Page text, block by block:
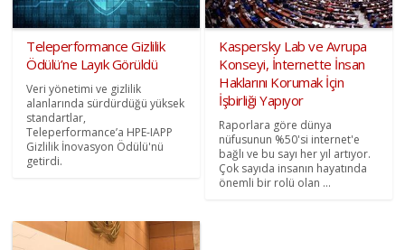
Teleperformance Gizlilik
Ödülü’ne Layık Görüldü
Veri yönetimi ve gizlilik
alanlarında sürdürdüğü yüksek
standartlar,
Teleperformance’a HPE-IAPP
Gizlilik İnovasyon Ödülü'nü
getirdi.
Kaspersky Lab ve Avrupa
Konseyi, İnternette İnsan
Haklarını Korumak İçin
İşbirliği Yapıyor
Raporlara göre dünya
nüfusunun %50'si internet'e
bağlı ve bu sayı her yıl artıyor.
Çok sayıda insanın hayatında
önemli bir rolü olan ...